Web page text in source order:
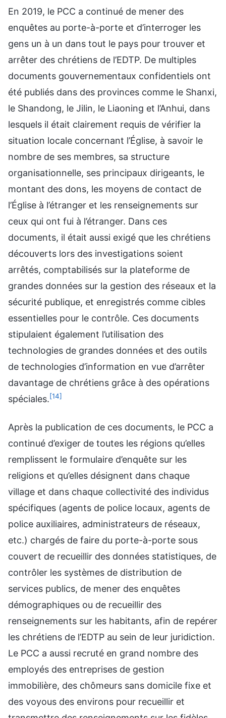
En 2019, le PCC a continué de mener des
enquêtes au porte-à-porte et d’interroger les
gens un à un dans tout le pays pour trouver et
arrêter des chrétiens de l’EDTP. De multiples
documents gouvernementaux confidentiels ont
été publiés dans des provinces comme le Shanxi,
le Shandong, le Jilin, le Liaoning et l’Anhui, dans
lesquels il était clairement requis de vérifier la
situation locale concernant l’Église, à savoir le
nombre de ses membres, sa structure
organisationnelle, ses principaux dirigeants, le
montant des dons, les moyens de contact de
l’Église à l’étranger et les renseignements sur
ceux qui ont fui à l’étranger. Dans ces
documents, il était aussi exigé que les chrétiens
découverts lors des investigations soient
arrêtés, comptabilisés sur la plateforme de
grandes données sur la gestion des réseaux et la
sécurité publique, et enregistrés comme cibles
essentielles pour le contrôle. Ces documents
stipulaient également l’utilisation des
technologies de grandes données et des outils
de technologies d’information en vue d’arrêter
davantage de chrétiens grâce à des opérations
spéciales.[14]
Après la publication de ces documents, le PCC a
continué d’exiger de toutes les régions qu’elles
remplissent le formulaire d’enquête sur les
religions et qu’elles désignent dans chaque
village et dans chaque collectivité des individus
spécifiques (agents de police locaux, agents de
police auxiliaires, administrateurs de réseaux,
etc.) chargés de faire du porte-à-porte sous
couvert de recueillir des données statistiques, de
contrôler les systèmes de distribution de
services publics, de mener des enquêtes
démographiques ou de recueillir des
renseignements sur les habitants, afin de repérer
les chrétiens de l’EDTP au sein de leur juridiction.
Le PCC a aussi recruté en grand nombre des
employés des entreprises de gestion
immobilière, des chômeurs sans domicile fixe et
des voyous des environs pour recueillir et